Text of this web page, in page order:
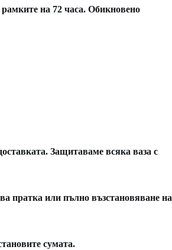
на 72 часа. Обикновено
Защитаваме всяка ваза с
пратка или пълно възстановяване на
сумата.